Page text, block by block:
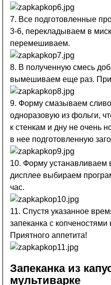
7. Все подготовленные
3-6, перекладываем в
перемешиваем.
8. В полученную смесь
вымешиваем еще раз.
9. Форму смазываем
одноразовую из фольги,
к стенкам и дну не очень
в нее подготовленную
10. Форму устанавливаем
дисплее выбираем
час.
11. Спустя указанное
запеканка с копченостями
Приятного аппетита!
Запеканка из
мультиварке